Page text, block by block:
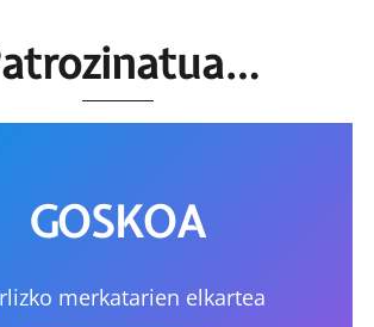
GOSKOA
merkatarien elkartea